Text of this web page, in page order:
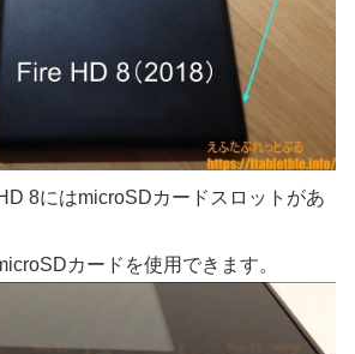
8にはmicroSDカードスロットがあ
カードを使用できます。